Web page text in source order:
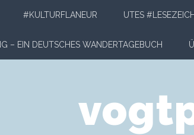
#KULTURFLANEUR UTES
– EIN DEUTSCHES WANDERTAGEBUCH